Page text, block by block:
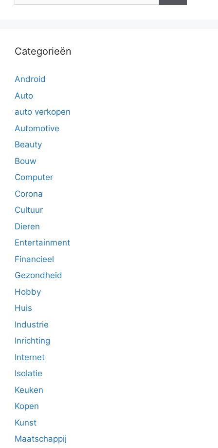
Categorieën
Android
Auto
auto verkopen
Automotive
Beauty
Bouw
Computer
Corona
Cultuur
Dieren
Entertainment
Financieel
Gezondheid
Hobby
Huis
Industrie
Inrichting
Internet
Isolatie
Keuken
Kopen
Kunst
Maatschappij